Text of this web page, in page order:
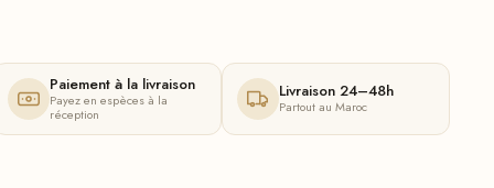
Paiement à la livraison
Payez en espèces à la
réception
Livraison 24–48h
Partout au Maroc